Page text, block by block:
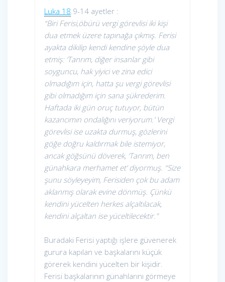
Luka 18.9-14 ayetler :
“Biri Ferisi,öbürü vergi görevlisi iki kişi
dua etmek üzere tapınağa çıkmış. Ferisi
ayakta dikilip kendi kendine şöyle dua
etmiş: ‘Tanrım, diğer insanlar gibi
soyguncu, hak yiyici ve zina edici
olmadığım için, hatta şu vergi görevlisi
gibi olmadığım için sana şükrederim.
Haftada iki gün oruç tutuyor, bütün
kazancımın ondalığını veriyorum.’ Vergi
görevlisi ise uzakta durmuş, gözlerini
göğe doğru kaldırmak bile istemiyor,
ancak göğsünü döverek, ‘Tanrım, ben
günahkara merhamet et’ diyormuş. “Size
şunu söyleyeyim, Ferisiden çok bu adam
aklanmış olarak evine dönmüş. Çünkü
kendini yücelten herkes alçaltılacak,
kendini alçaltan ise yüceltilecektir.”
Buradaki Ferisi yaptığı işlere güvenerek
gurura kapılan ve başkalarını küçük
görerek kendini yücelten bir kişidir.
Ferisi başkalarının günahlarını görmeye